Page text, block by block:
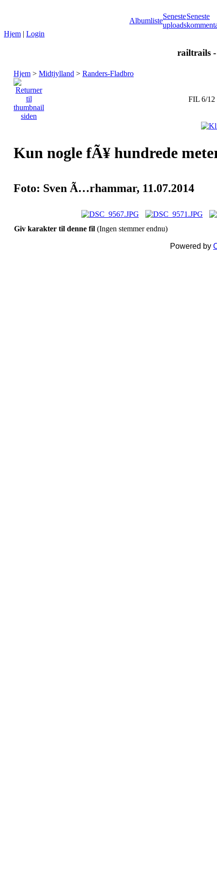
Albumliste
Seneste
uploads
Seneste
Hjem | Login
railtrails
Hjem > Midtjylland > Randers-Fladbro
FIL 6/12
Kun nogle fÃ¥ hundrede
Foto: Sven Ã…rhammar, 11.07.2014
Giv karakter til denne fil (Ingen stemmer endnu)
Powered by